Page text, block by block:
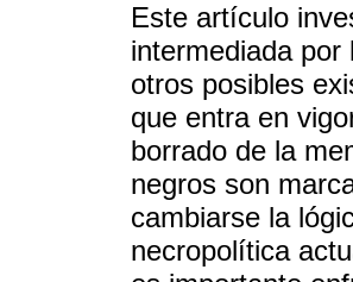
Este artículo
intermediada por
otros posibles
que entra en
borrado de la
negros son
cambiarse la
necropolítica